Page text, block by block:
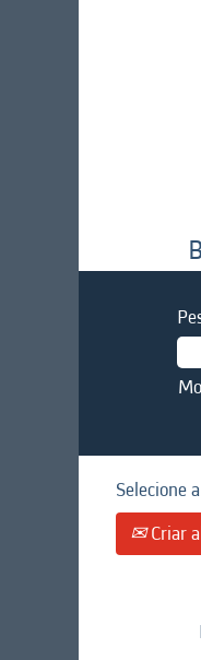
Selecione
Criar